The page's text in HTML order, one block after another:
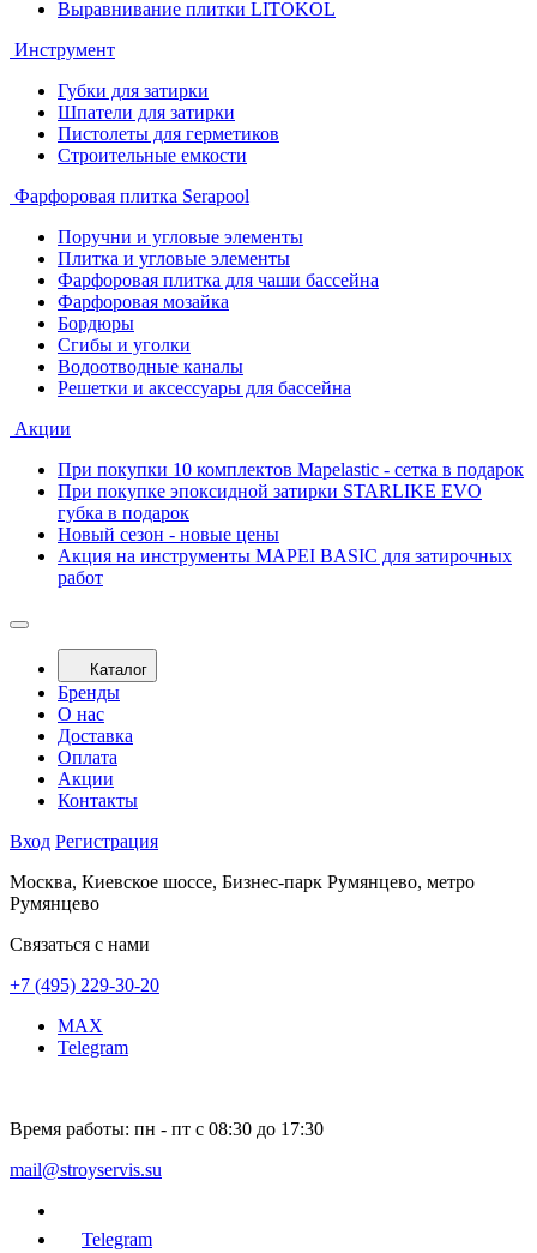
Выравнивание плитки LITOKOL
Инструмент
Губки для затирки
Шпатели для затирки
Пистолеты для герметиков
Строительные емкости
Фарфоровая плитка Serapool
Поручни и угловые элементы
Плитка и угловые элементы
Фарфоровая плитка для чаши бассейна
Фарфоровая мозайка
Бордюры
Сгибы и уголки
Водоотводные каналы
Решетки и аксессуары для бассейна
Акции
При покупки 10 комплектов Mapelastic - сетка в подарок
При покупке эпоксидной затирки STARLIKE EVO
губка в подарок
Новый сезон - новые цены
Акция на инструменты MAPEI BASIC для затирочных
работ
Каталог
Бренды
О нас
Доставка
Оплата
Акции
Контакты
Вход Регистрация
Москва, Киевское шоссе, Бизнес-парк Румянцево, метро
Румянцево
Связаться с нами
+7 (495) 229-30-20
MAX
Telegram
Время работы: пн - пт с 08:30 до 17:30
mail@stroyservis.su
Telegram